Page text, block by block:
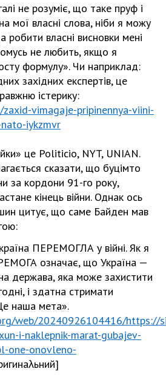
не розуміє, що таке пруф і
мої власні слова, ніби я можу
власні висновки мені
не любить, якщо я
формулу». Чи наприклад:
західних експертів, це
істерику:
vimagaje-pripinennya-viini-
iykzmvr
це Politicio, NYT, UNIAN.
сказати, що буцімто
за кордони 91-го року,
кінець війни. Однак ось
цитує, що саме Байден мав
ПЕРЕМОГЛА у війні. Як я
означає, що Україна —
держава, яка може захистити
і здатна стримати
наша мета».
web/20240926104416/https://
i-naklepnik-marat-gubajev-
one-onovleno-
]